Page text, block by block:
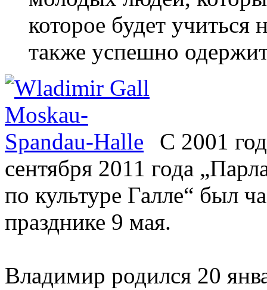
которое будет
также успешно
С 2001
сентября 2011 года
по культуре Галле“ был
празднике 9 мая.
Владимир родился 20